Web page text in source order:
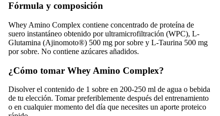
Fórmula y composición
Whey Amino Complex contiene concentrado de proteína de
suero instantáneo obtenido por ultramicrofiltración (WPC), L-
Glutamina (Ajinomoto®) 500 mg por sobre y L-Taurina 500 mg
por sobre. No contiene azúcares añadidos.
¿Cómo tomar Whey Amino Complex?
Disolver el contenido de 1 sobre en 200-250 ml de agua o bebida
de tu elección. Tomar preferiblemente después del entrenamiento
o en cualquier momento del día que necesites un aporte proteico